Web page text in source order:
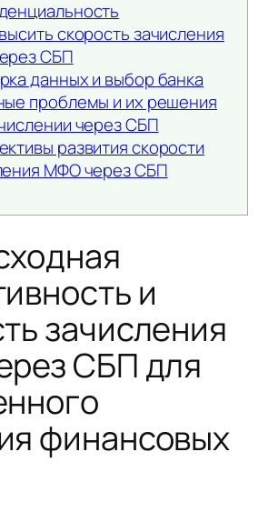
скорость зачисления
СБП
данных и выбор банка
проблемы и их решения
через СБП
развития скорости
МФО через СБП
и
зачисления
СБП для
финансовых